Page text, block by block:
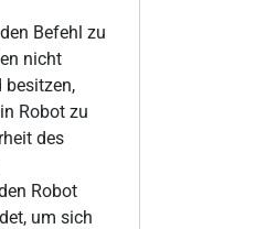
Befehl zu
nicht
besitzen,
Robot zu
des
Robot
um sich